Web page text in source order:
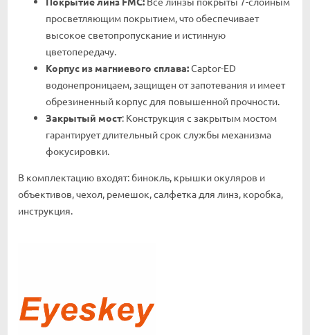
просветляющим покрытием, что обеспечивает
высокое светопропускание и истинную
цветопередачу.
Корпус из магниевого сплава:Captor-ED
водонепроницаем, защищен от запотевания и имеет
обрезиненный корпус для повышенной прочности.
Закрытый мост: Конструкция с закрытым мостом
гарантирует длительный срок службы механизма
фокусировки.
В комплектацию входят: бинокль, крышки окуляров и
объективов, чехол, ремешок, салфетка для линз, коробка,
инструкция.